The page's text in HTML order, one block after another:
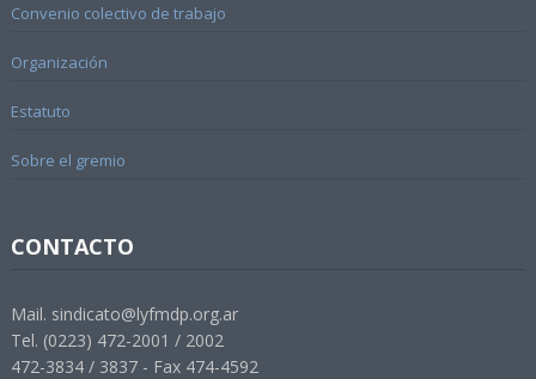
Convenio colectivo de trabajo
Organización
Estatuto
Sobre el gremio
CONTACTO
Mail. sindicato@lyfmdp.org.ar
Tel. (0223) 472-2001 / 2002
472-3834 / 3837 - Fax 474-4592